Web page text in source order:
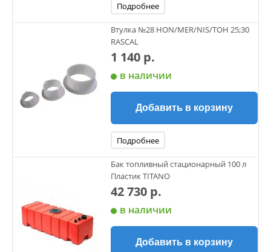
Подробнее
Втулка №28 HON/MER/NIS/TOH 25;30
RASCAL
1 140 р.
в наличии
Добавить в корзину
Подробнее
Бак топливный стационарный 100 л
Пластик TITANO
42 730 р.
в наличии
Добавить в корзину